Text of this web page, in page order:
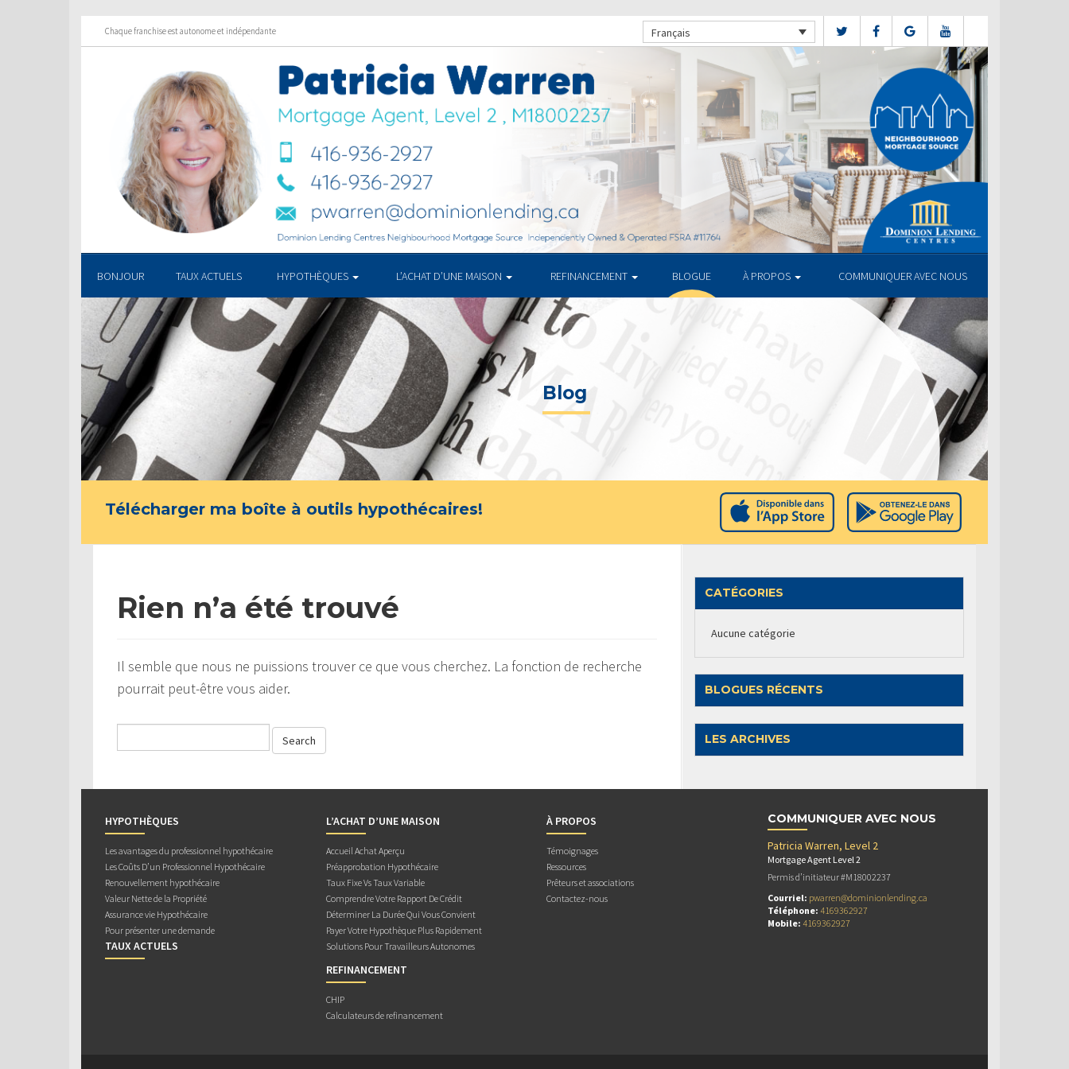
Chaque franchise est autonome et indépendante Français
BONJOUR TAUX ACTUELS HYPOTHÈQUES L’ACHAT D’UNE MAISON REFINANCEMENT BLOGUE À PROPOS COMMUNIQUER AVEC NOUS
Blog
Télécharger ma boîte à outils hypothécaires!
Rien n’a été trouvé
Il semble que nous ne puissions trouver ce que vous cherchez. La fonction de recherche
pourrait peut-être vous aider.
CATÉGORIES
Aucune catégorie
BLOGUES RÉCENTS
LES ARCHIVES
HYPOTHÈQUES
Les avantages du professionnel hypothécaire
Les Coûts D’un Professionnel Hypothécaire
Renouvellement hypothécaire
Valeur Nette de la Propriété
Assurance vie Hypothécaire
Pour présenter une demande
TAUX ACTUELS
L’ACHAT D’UNE MAISON
Accueil Achat Aperçu
Préapprobation Hypothécaire
Taux Fixe Vs Taux Variable
Comprendre Votre Rapport De Crédit
Déterminer La Durée Qui Vous Convient
Payer Votre Hypothèque Plus Rapidement
Solutions Pour Travailleurs Autonomes
REFINANCEMENT
CHIP
Calculateurs de refinancement
À PROPOS
Témoignages
Ressources
Prêteurs et associations
Contactez-nous
COMMUNIQUER AVEC NOUS
Patricia Warren, Level 2
Mortgage Agent Level 2
Permis d’initiateur #M18002237
Courriel: pwarren@dominionlending.ca
Téléphone: 4169362927
Mobile: 4169362927